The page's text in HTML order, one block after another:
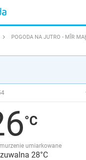
POGODA NA JUTRO - MĪR
umiarkowane
28°C